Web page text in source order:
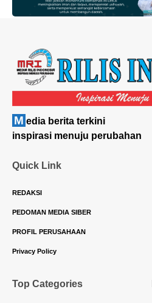
M edia berita terkini
inspirasi menuju perubahan
Quick Link
REDAKSI
PEDOMAN MEDIA SIBER
PROFIL PERUSAHAAN
Privacy Policy
Top Categories